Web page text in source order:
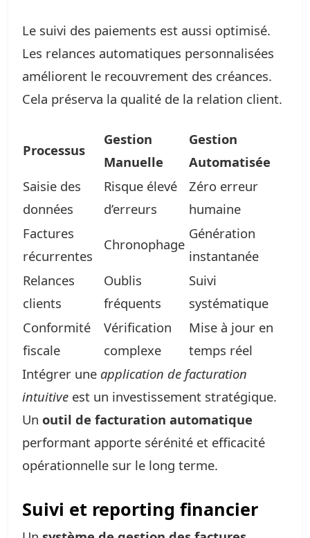
Le suivi des paiements est aussi optimisé.
Les relances automatiques personnalisées
améliorent le recouvrement des créances.
Cela préserva la qualité de la relation client.
Processus
Gestion
Manuelle
Gestion
Automatisée
Saisie des
données
Risque élevé
d’erreurs
Zéro erreur
humaine
Factures
récurrentes
Chronophage
Génération
instantanée
Relances
clients
Oublis
fréquents
Suivi
systématique
Conformité
fiscale
Vérification
complexe
Mise à jour en
temps réel
Intégrer une application de facturation
intuitive est un investissement stratégique.
Un outil de facturation automatique
performant apporte sérénité et efficacité
opérationnelle sur le long terme.
Suivi et reporting financier